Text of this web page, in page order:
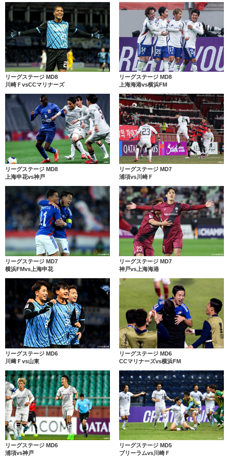
リーグステージ MD8
川崎ＦvsCCマリナーズ
リーグステージ MD8
上海海港vs横浜FM
リーグステージ MD8
上海申花vs神戸
リーグステージ MD7
浦項vs川崎Ｆ
リーグステージ MD7
横浜FMvs上海申花
リーグステージ MD7
神戸vs上海海港
リーグステージ MD6
川﨑Ｆvs山東
リーグステージ MD6
CCマリナーズvs横浜FM
リーグステージ MD6
浦項vs神戸
リーグステージ MD5
ブリーラムvs川崎Ｆ